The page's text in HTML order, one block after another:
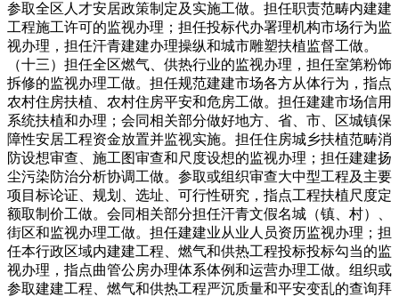
参取全区人才安居政策制定及实施工做。担任职责范畴内建建
工程施工许可的监视办理；担任投标代办署理机构市场行为监
视办理，担任汗青建建办理操纵和城市雕塑扶植监督工做。
（十三）担任全区燃气、供热行业的监视办理，担任室第粉饰
拆修的监视办理工做。担任规范建建市场各方从体行为，指点
农村住房扶植、农村住房平安和危房工做。担任建建市场信用
系统扶植和办理；会同相关部分做好地方、省、市、区城镇保
障性安居工程资金放置并监视实施。担任住房城乡扶植范畴消
防设想审查、施工图审查和尺度设想的监视办理；担任建建扬
尘污染防治分析协调工做。参取或组织审查大中型工程及主要
项目标论证、规划、选址、可行性研究，指点工程扶植尺度定
额取制价工做。会同相关部分担任汗青文假名城（镇、村）、
街区和监视办理工做。担任建建业从业人员资历监视办理；担
任本行政区域内建建工程、燃气和供热工程投标投标勾当的监
视办理，指点曲管公房办理体系体例和运营办理工做。组织或
参取建建工程、燃气和供热工程严沉质量和平安变乱的查询拜